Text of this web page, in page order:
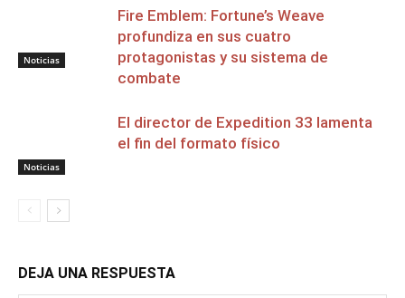
Noticias
Fire Emblem: Fortune’s Weave
profundiza en sus cuatro
protagonistas y su sistema de
combate
Noticias
El director de Expedition 33 lamenta
el fin del formato físico
DEJA UNA RESPUESTA